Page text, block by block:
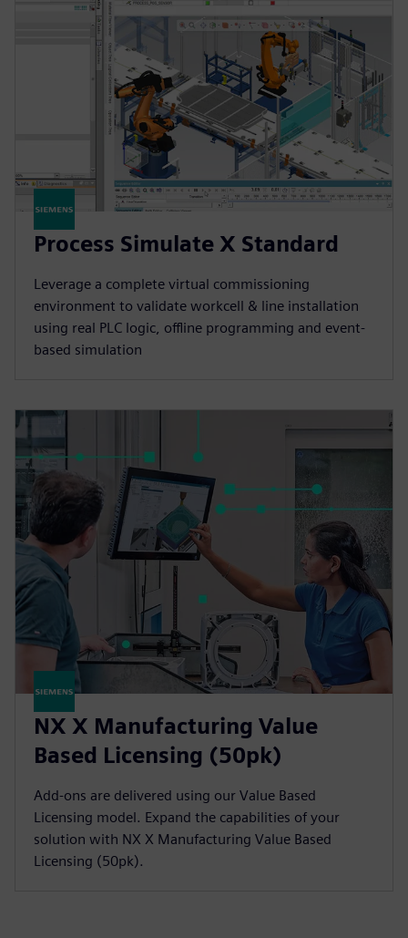
Process Simulate X Standard
Leverage a complete virtual commissioning
environment to validate workcell & line installation
using real PLC logic, offline programming and event-
based simulation
NX X Manufacturing Value
Based Licensing (50pk)
Add-ons are delivered using our Value Based
Licensing model. Expand the capabilities of your
solution with NX X Manufacturing Value Based
Licensing (50pk).